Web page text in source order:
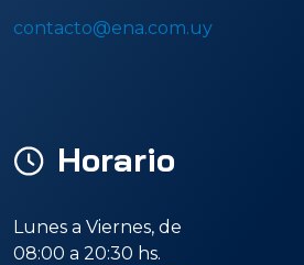
contacto@ena.com.uy
Horario
Lunes a Viernes, de
08:00 a 20:30 hs.